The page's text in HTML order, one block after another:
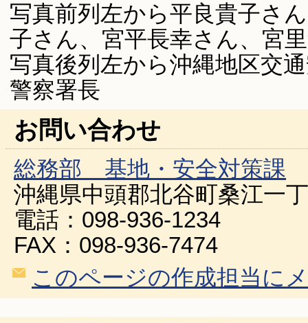
写真前列左から平良貴子さ
子さん、宮平長幸さん、宮
写真後列左から沖縄地区交
警察署長
お問い合わせ
総務部 基地・安全対策課
沖縄県中頭郡北谷町桑江一
電話：098-936-1234
FAX：098-936-7474
このページの作成担当に